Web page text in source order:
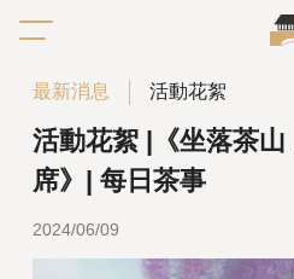
最新消息 活動花絮
活動花絮 |《坐落茶
席》| 每日茶事
2024 06/09